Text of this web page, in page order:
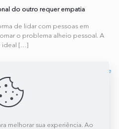
do outro requer empatia
de lidar com pessoas em
o problema alheio pessoal. A
ideal […]
Read more
melhorar sua experiência. Ao